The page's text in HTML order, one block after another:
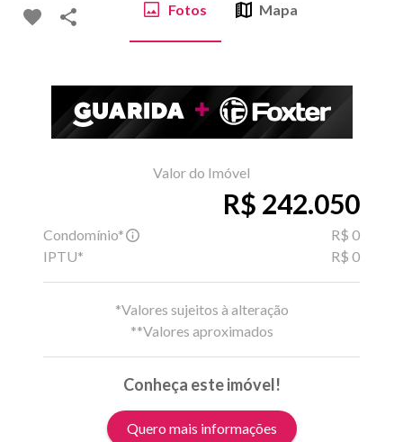
Fotos Mapa
Valor do Imóvel
R$ 242.050
Condomínio*
R$ 0
IPTU*
R$ 0
*Valores sujeitos à alteração
**Valores aproximados
Conheça este imóvel!
Quero mais informações